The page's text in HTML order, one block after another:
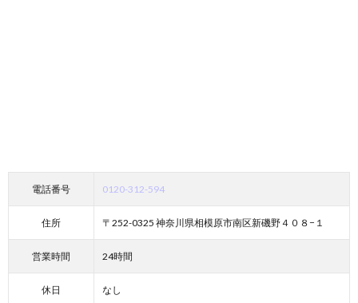
電話番号 0120-312-594
住所 〒252-0325 神奈川県相模原市南区新磯野４０８−１
営業時間 24時間
休日 なし